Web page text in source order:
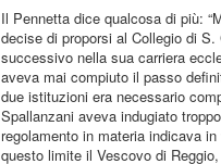
Il Pennetta dice qualcosa di più:
decise di proporsi al Collegio di
successivo nella sua carriera
aveva mai compiuto il passo
due istituzioni era necessario
Spallanzani aveva indugiato
regolamento in materia indicava
questo limite il Vescovo di